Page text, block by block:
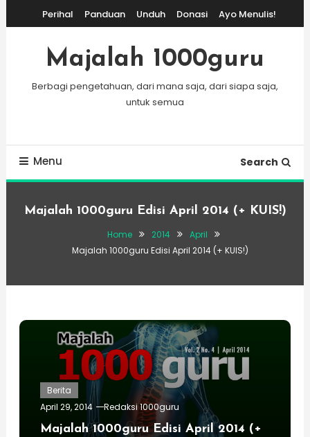
To
Content
Perihal Panduan Unduh Donasi Ayo Menulis!
Majalah 1000guru
Berbagi pengetahuan, dari mana saja, dari siapa saja,
untuk semua
Menu Search
Majalah 1000guru Edisi April 2014 (+ KUIS!)
Home 2014
April
Majalah 1000guru Edisi April 2014 (+ KUIS!)
Berita
April 29, 2014
Redaksi 1000guru
Majalah 1000guru Edisi April 2014 (+